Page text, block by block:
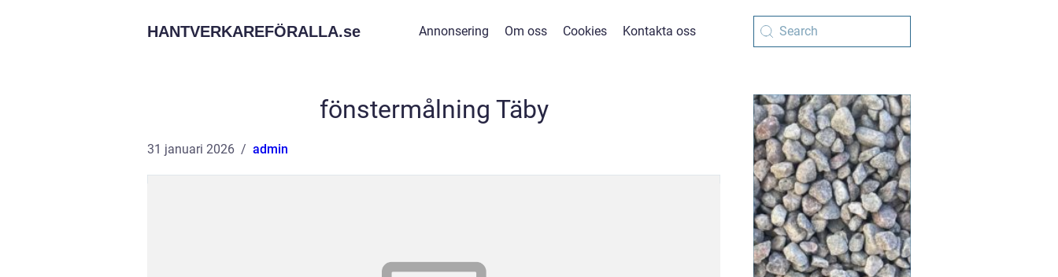
HANTVERKAREFÖRALLA.se Annonsering Om oss Cookies Kontakta oss
fönstermålning Täby
31 januari 2026 admin